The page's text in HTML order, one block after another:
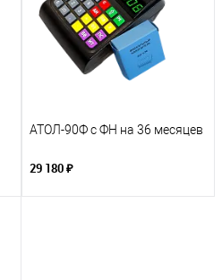
АТОЛ-90Ф с ФН на 36 месяцев
29 180 ₽